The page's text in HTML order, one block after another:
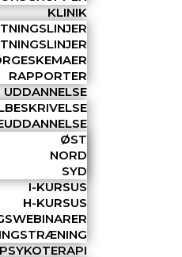
KLINIK
RAPPORTER
UDDANNELSE
ØST
NORD
SYD
I-KURSUS
H-KURSUS
PSYKOTERAPI